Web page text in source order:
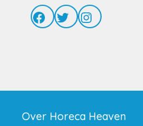
Facebook
TwitterInstagram
Over Horeca Heaven